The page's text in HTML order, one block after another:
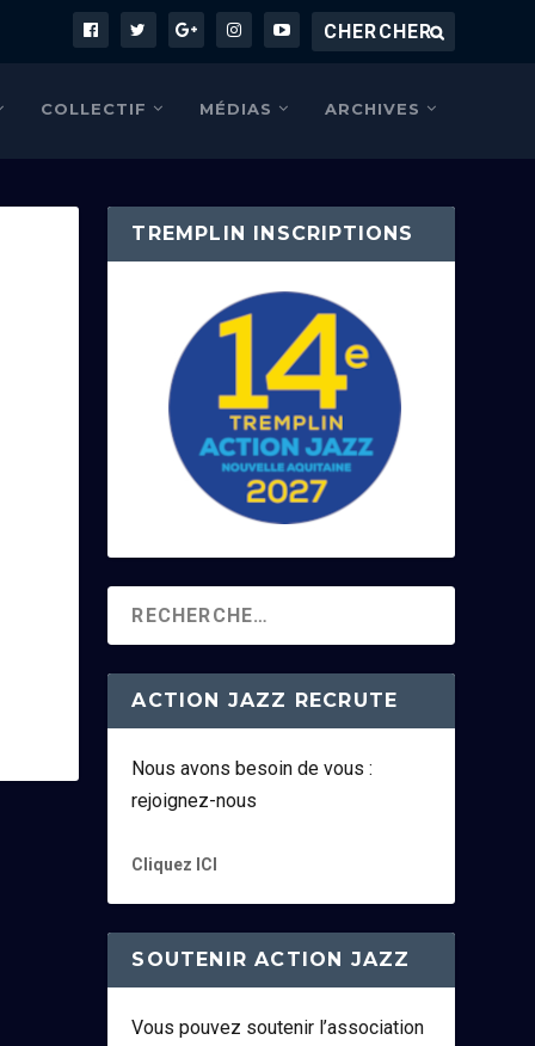
COLLECTIF MÉDIAS ARCHIVES
TREMPLIN INSCRIPTIONS
ACTION JAZZ RECRUTE
Nous avons besoin de vous :
rejoignez-nous
Cliquez ICI
SOUTENIR ACTION JAZZ
Vous pouvez soutenir l’association